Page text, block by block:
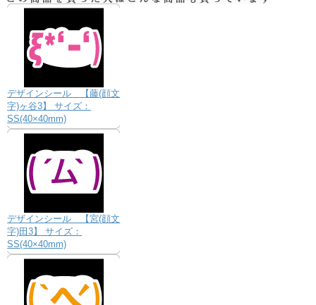
デザインシール 【藤(顔文
字)ヶ谷3】 サイズ：
SS(40×40mm)
デザインシール 【宮(顔文
字)田3】 サイズ：
SS(40×40mm)